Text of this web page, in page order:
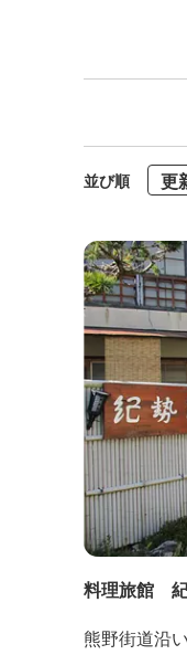
並び順 更
料理旅館
熊野街道沿